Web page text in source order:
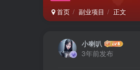
首页 副业项目 正文
小喇叭
3年前发布